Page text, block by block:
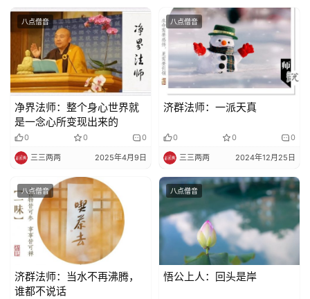
录
佛
教
艺
术
政
策
规
责
明
八点僧音
净界法师：整个身心世界就
是一念心所变现出来的
0 0 0
三三两两 2025年4月9日
八点僧音
济群法师：一派天真
0 0 0
三三两两 2024年12月25日
八点僧音
济群法师：当水不再沸腾，
谁都不说话
八点僧音
悟公上人：回头是岸